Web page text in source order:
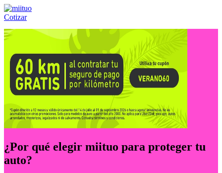
Cotizar
Llámanos al:(55) 84-21-05-00 ó
¿Por qué elegir miituo para proteger tu
auto?